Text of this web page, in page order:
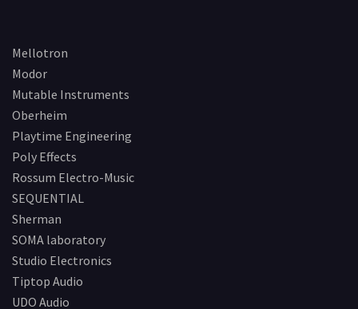
Mellotron
Modor
Mutable Instruments
Oberheim
Playtime Engineering
Poly Effects
Rossum Electro-Music
SEQUENTIAL
Sherman
SOMA laboratory
Studio Electronics
Tiptop Audio
UDO Audio